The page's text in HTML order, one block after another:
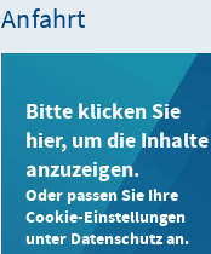
Anfahrt
Bitte klicken Sie
hier, um die Inhalte
anzuzeigen.
Oder passen Sie Ihre
Cookie-Einstellungen
unter Datenschutz an.